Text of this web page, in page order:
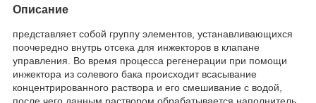
Описание
представляет собой группу элементов, устанавливающихся
поочередно внутрь отсека для инжекторов в клапане
управления. Во время процесса регенерации при помощи
инжектора из солевого бака происходит всасывание
концентрированного раствора и его смешивание с водой,
после чего данным раствором обрабатывается наполнитель.